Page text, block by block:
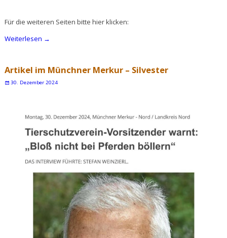
Für die weiteren Seiten bitte hier klicken:
Weiterlesen →
Artikel im Münchner Merkur – Silvester
30. Dezember 2024